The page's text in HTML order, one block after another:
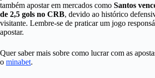
também apostar em mercados como Santos
de 2,5 gols no CRB, devido ao histórico
visitante. Lembre-se de praticar um jogo
apostar.
Quer saber mais sobre como lucrar com as
o minabet.